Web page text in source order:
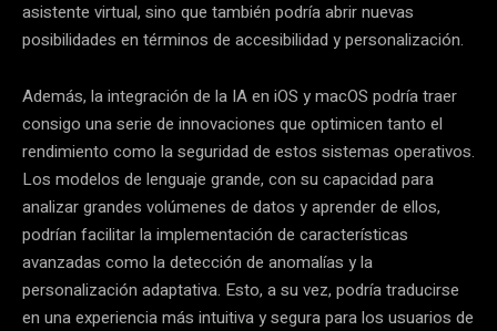
asistente virtual, sino que también podría abrir nuevas
posibilidades en términos de accesibilidad y personalización.
Además, la integración de la IA en iOS y macOS podría traer
consigo una serie de innovaciones que optimicen tanto el
rendimiento como la seguridad de estos sistemas operativos.
Los modelos de lenguaje grande, con su capacidad para
analizar grandes volúmenes de datos y aprender de ellos,
podrían facilitar la implementación de características
avanzadas como la detección de anomalías y la
personalización adaptativa. Esto, a su vez, podría traducirse
en una experiencia más intuitiva y segura para los usuarios de